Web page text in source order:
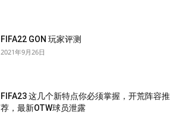
FIFA22 GON 玩家评测
2021年9月26日
FIFA23 这几个新特点你必须掌握，开荒阵容推
荐，最新OTW球员泄露